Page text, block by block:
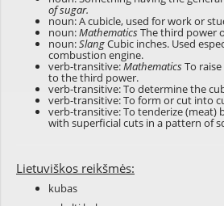
of sugar.
noun: A cubicle, used for work or
noun:MathematicsThe third power
noun:SlangCubic inches. Used
combustion engine.
verb-transitive:MathematicsTo
to the third power.
verb-transitive: To determine the
verb-transitive: To form or cut into
verb-transitive: To tenderize (meat)
with superficial cuts in a pattern of
Lietuviškos reikšmės:
kubas